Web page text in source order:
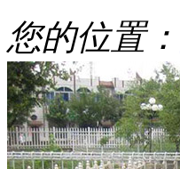
您的位置：